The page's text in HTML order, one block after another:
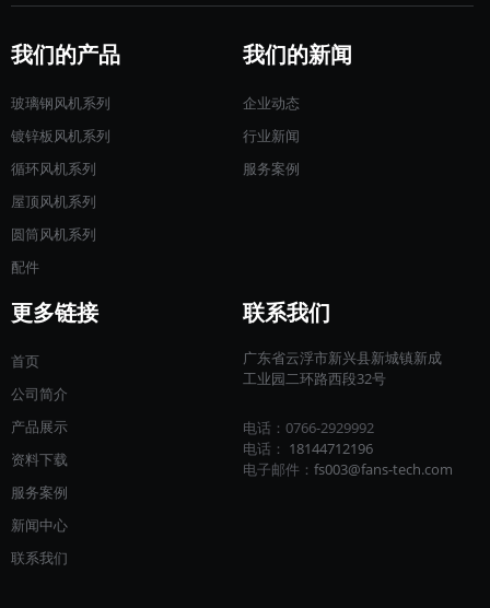
我们的产品
玻璃钢风机系列
镀锌板风机系列
循环风机系列
屋顶风机系列
圆筒风机系列
配件
我们的新闻
企业动态
行业新闻
服务案例
更多链接
首页
公司简介
产品展示
资料下载
服务案例
新闻中心
联系我们
联系我们
广东省云浮市新兴县新城镇新成
工业园二环路西段32号
电话：0766-2929992
电话： 18144712196​​​​​​​
电子邮件： fs003@fans-tech.com